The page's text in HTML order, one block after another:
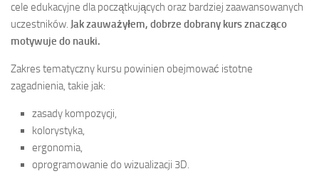
cele edukacyjne dla początkujących oraz bardziej zaawansowanych
uczestników. Jak zauważyłem, dobrze dobrany kurs znacząco
motywuje do nauki.
Zakres tematyczny kursu powinien obejmować istotne
zagadnienia, takie jak:
zasady kompozycji,
kolorystyka,
ergonomia,
oprogramowanie do wizualizacji 3D.